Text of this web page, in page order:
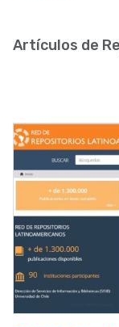
ayuda
navegación
Artículos de